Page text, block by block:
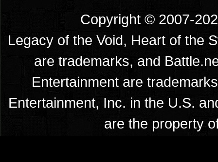
Copyright © 2007-
Legacy of the Void, Heart of the
are trademarks, and
Entertainment are
Entertainment, Inc. in the U.S.
are the property